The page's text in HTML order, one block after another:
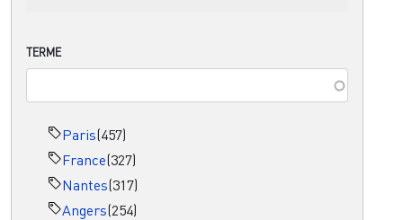
TERME
Paris(457)
France(327)
Nantes(317)
Angers(254)